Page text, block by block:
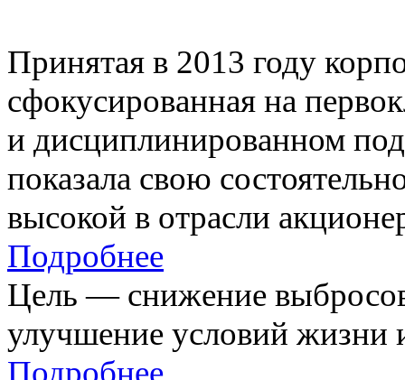
Принятая в 2013 году
сфокусированная на
и дисциплинированном
показала свою
высокой в отрасли
Подробнее
Цель — снижение
улучшение условий жизни
Подробнее